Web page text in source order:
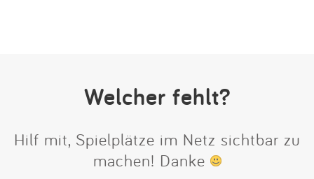
Welcher fehlt?
Hilf mit, Spielplätze im Netz sichtbar zu
machen! Danke